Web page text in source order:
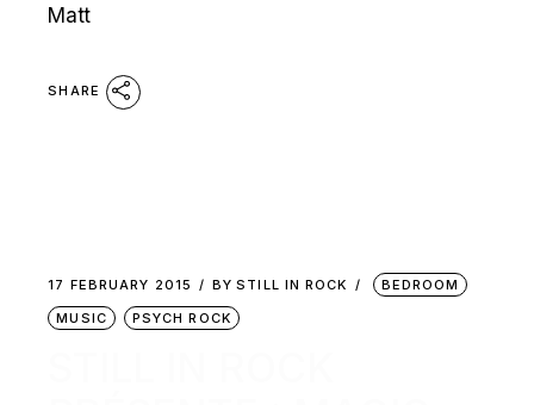
Matt
SHARE
17 FEBRUARY 2015 BY STILL IN ROCK
BEDROOM
MUSIC
PSYCH ROCK